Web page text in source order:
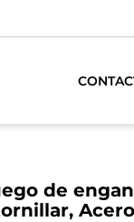
de